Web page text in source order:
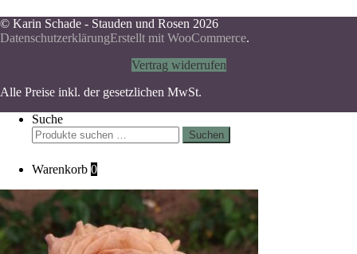
© Karin Schade - Stauden und Rosen 2026
DatenschutzerklärungErstellt mit WooCommerce.
Vertrag widerrufen
Alle Preise inkl. der gesetzlichen MwSt.
Suche
Suchen
nach:
Suchen
Warenkorb 0